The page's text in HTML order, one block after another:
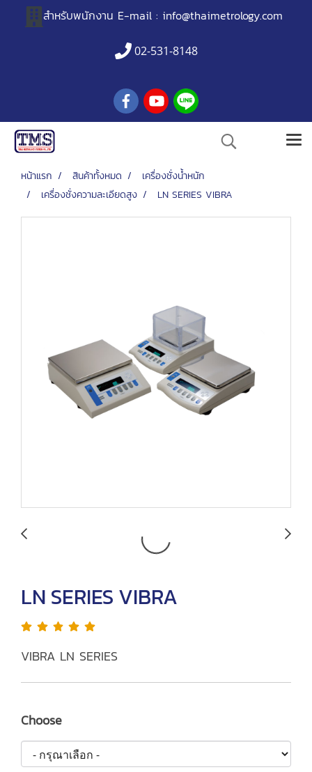
สำหรับพนักงาน E-mail : info@thaimetrology.com
02-531-8148
หน้าแรก สินค้าทั้งหมด
เครื่องชั่งน้ำหนัก
เครื่องชั่งความละเอียดสูง
LN SERIES VIBRA
LN SERIES VIBRA
VIBRA LN SERIES
Choose